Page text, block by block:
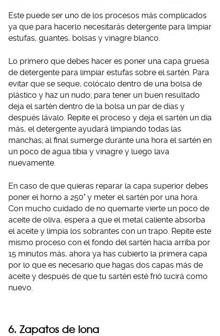
Este puede ser uno de los procesos más complicados
ya que para hacerlo necesitarás detergente para limpiar
estufas, guantes, bolsas y vinagre blanco.
Lo primero que debes hacer es poner una capa gruesa
de detergente para limpiar estufas sobre el sartén. Para
evitar que se seque, colócalo dentro de una bolsa de
plástico y haz un nudo; para tener un buen resultado
deja el sartén dentro de la bolsa un par de días y
después lávalo. Repite el proceso y deja el sartén un día
más, el detergente ayudará limpiando todas las
manchas; al final sumerge durante una hora el sartén en
un poco de agua tibia y vinagre y luego lava
nuevamente.
En caso de que quieras reparar la capa superior debes
poner el horno a 250° y meter el sartén por una hora.
Con mucho cuidado de no quemarte vierte un poco de
aceite de oliva, espera a que el metal caliente absorba
el aceite y limpia los sobrantes con un trapo. Repite este
mismo proceso con el fondo del sartén hacia arriba por
15 minutos más, ahora ya has cubierto la primera capa
por lo que es necesario que hagas dos capas más de
aceite y después de que tu sartén esté frió lucirá como
nuevo.
6. Zapatos de lona